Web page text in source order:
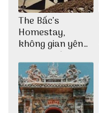
The Bấc’s
Homestay,
không gian yên
bình tại Hòn Sơn